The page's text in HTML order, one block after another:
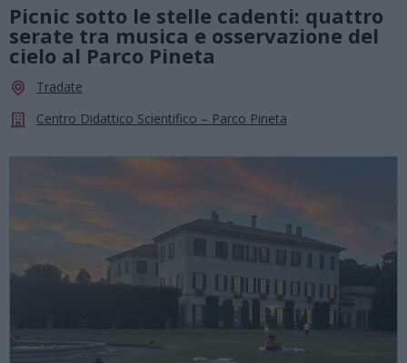
Picnic sotto le stelle cadenti: quattro
serate tra musica e osservazione del
cielo al Parco Pineta
Tradate
Centro Didattico Scientifico – Parco Pineta